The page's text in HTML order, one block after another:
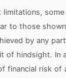
to those
by any
of hindsight. In
financial risk